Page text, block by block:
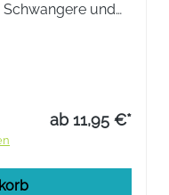
und
geprüften
für
8. Monat und
ab 11,95 €*